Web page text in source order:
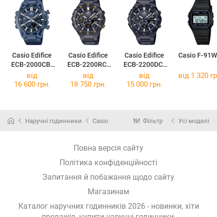
Casio Edifice
ECB-2000CB-
2A
Casio Edifice
ECB-2200RC-
1A9
Casio Edifice
ECB-2200DC-
1A
Casio F-
від
16 600 грн.
від
18 750 грн.
від
15 000 грн.
від 1 320
Наручні годинники Casio Фільтр Усі моделі
Повна версія сайту
Політика конфіденційності
Запитання й побажання щодо сайту
Магазинам
Каталог наручних годинників 2026 - новинки, хіти